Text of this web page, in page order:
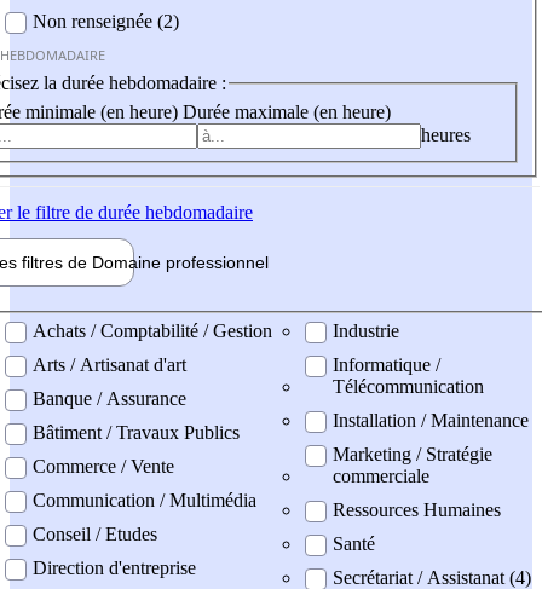
Non renseignée (2)
la durée hebdomadaire :
minimale (en heure) Durée maximale (en heure)
heures
le filtre de durée hebdomadaire
filtres de Domaine professionnel
professionel
Achats / Comptabilité / Gestion
Arts / Artisanat d'art
Banque / Assurance
Bâtiment / Travaux Publics
Commerce / Vente
Communication / Multimédia
Conseil / Etudes
Direction d'entreprise
Industrie
Informatique /
Télécommunication
Installation / Maintenance
Marketing / Stratégie
commerciale
Ressources Humaines
Santé
Secrétariat / Assistanat (4)